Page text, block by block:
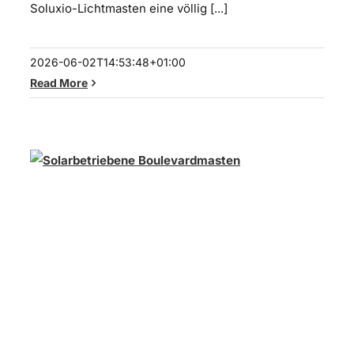
Soluxio-Lichtmasten eine völlig [...]
2026-06-02T14:53:48+01:00
Read More